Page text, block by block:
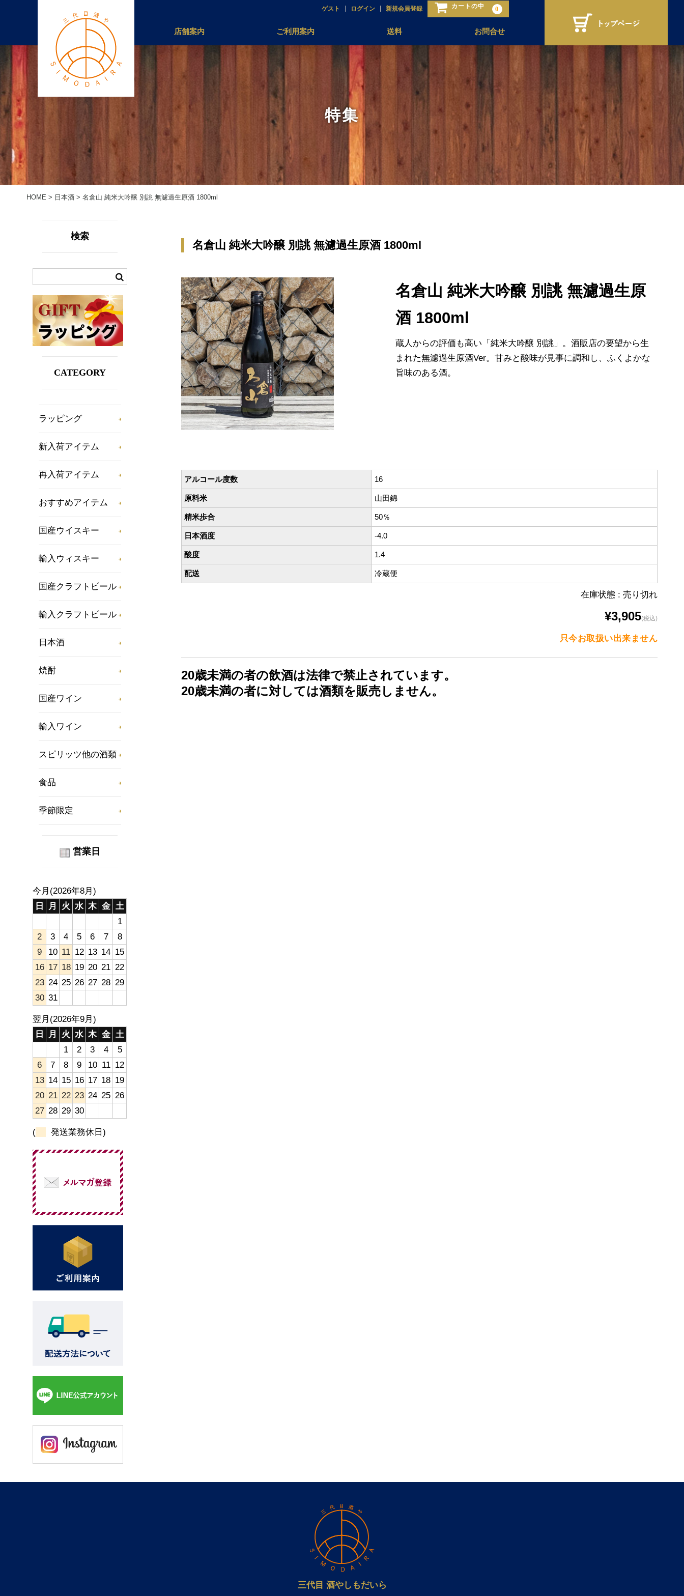
ゲスト ログイン 新規会員登録 カートの中 0
店舗案内 ご利用案内 送料 お問合せ
特集
HOME > 日本酒 > 名倉山 純米大吟醸 別誂 無濾過生原酒 1800ml
名倉山 純米大吟醸 別誂 無濾過生原酒 1800ml
名倉山 純米大吟醸 別誂 無濾過生原
酒 1800ml
蔵人からの評価も高い「純米大吟醸 別誂」。酒販店の要望から生
まれた無濾過生原酒Ver。甘みと酸味が見事に調和し、ふくよかな
旨味のある酒。
アルコール度数 16
原料米 山田錦
精米歩合 50％
日本酒度 -4.0
酸度 1.4
配送 冷蔵便
在庫状態 : 売り切れ
¥3,905(税込)
只今お取扱い出来ません
20歳未満の者の飲酒は法律で禁止されています。
20歳未満の者に対しては酒類を販売しません。
検索
CATEGORY
ラッピング
新入荷アイテム
再入荷アイテム
おすすめアイテム
国産ウイスキー
輸入ウィスキー
国産クラフトビール
輸入クラフトビール
日本酒
焼酎
国産ワイン
輸入ワイン
スピリッツ他の酒類
食品
季節限定
営業日
今月(2026年8月)
日
月 火 水 木 金 土
1
2
3 4 5 6 7
8
9
10 11 12 13 14 15
16 17 18 19 20 21 22
23 24 25 26 27 28 29
30 31
翌月(2026年9月)
日
月 火 水 木 金 土
1
2 3 4
5
6
7 8 9 10 11 12
13 14 15 16 17 18 19
20 21 22 23 24 25 26
27 28 29 30
( 発送業務休日)
三代目 酒やしもだいら